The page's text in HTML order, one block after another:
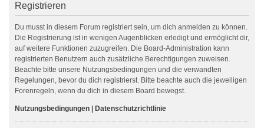
Registrieren
Du musst in diesem Forum registriert sein, um dich anmelden zu können.
Die Registrierung ist in wenigen Augenblicken erledigt und ermöglicht dir,
auf weitere Funktionen zuzugreifen. Die Board-Administration kann
registrierten Benutzern auch zusätzliche Berechtigungen zuweisen.
Beachte bitte unsere Nutzungsbedingungen und die verwandten
Regelungen, bevor du dich registrierst. Bitte beachte auch die jeweiligen
Forenregeln, wenn du dich in diesem Board bewegst.
Nutzungsbedingungen Datenschutzrichtlinie